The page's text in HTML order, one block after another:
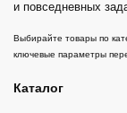
и повседневных
Выбирайте товары по
ключевые параметры
Каталог